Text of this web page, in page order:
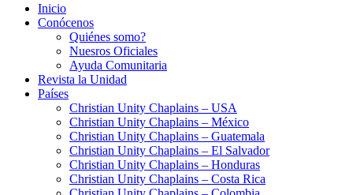
Inicio
Conócenos
Quiénes somo?
Nuesros Oficiales
Ayuda Comunitaria
Revista la Unidad
Países
Christian Unity Chaplains – USA
Christian Unity Chaplains – México
Christian Unity Chaplains – Guatemala
Christian Unity Chaplains – El Salvador
Christian Unity Chaplains – Honduras
Christian Unity Chaplains – Costa Rica